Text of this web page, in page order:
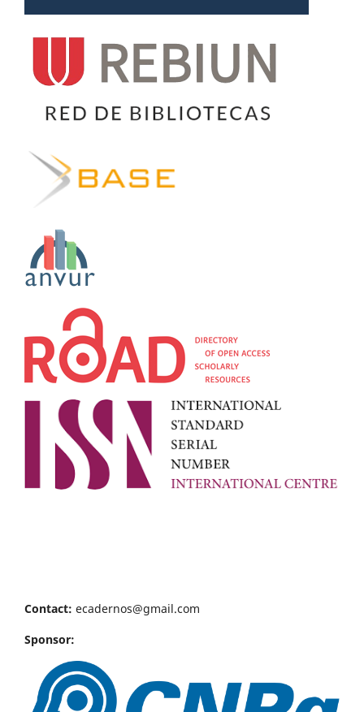
Contact: ecadernos@gmail.com
Sponsor: